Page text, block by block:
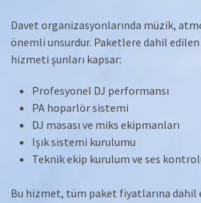
Davet organizasyonlarında müzik,
önemli unsurdur. Paketlere dahil edilen
hizmeti şunları kapsar:
Profesyonel DJ performansı
PA hoparlör sistemi
DJ masası ve miks ekipmanları
Işık sistemi kurulumu
Teknik ekip kurulum ve ses
Bu hizmet, tüm paket fiyatlarına dahil